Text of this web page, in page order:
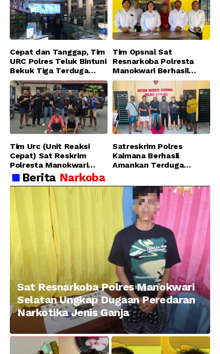
Cepat dan Tanggap, Tim
URC Polres Teluk Bintuni
Bekuk Tiga Terduga
Pelaku Pencurian di SMA
Sanawesen
Tim Opsnal Sat
Resnarkoba Polresta
Manokwari Berhasil
Ungkap Kasus Tindak
Pidana Narkotika
Golongan I Jenis Shabu
di SP 4 Distrik Prafi kab.
Manokwari
Tim Urc (Unit Reaksi
Cepat) Sat Reskrim
Polresta Manokwari
Berhasil Tangkap 2
Pelaku Pengeroyokan di
Taman Ria kab.
Manokwari
Satreskrim Polres
Kaimana Berhasil
Amankan Terduga
Menggunakan Senjata
Tajam
Berita Narkoba
Sat Resnarkoba Polres Manokwari
Selatan Ungkap Dugaan Peredaran
Narkotika Jenis Ganja